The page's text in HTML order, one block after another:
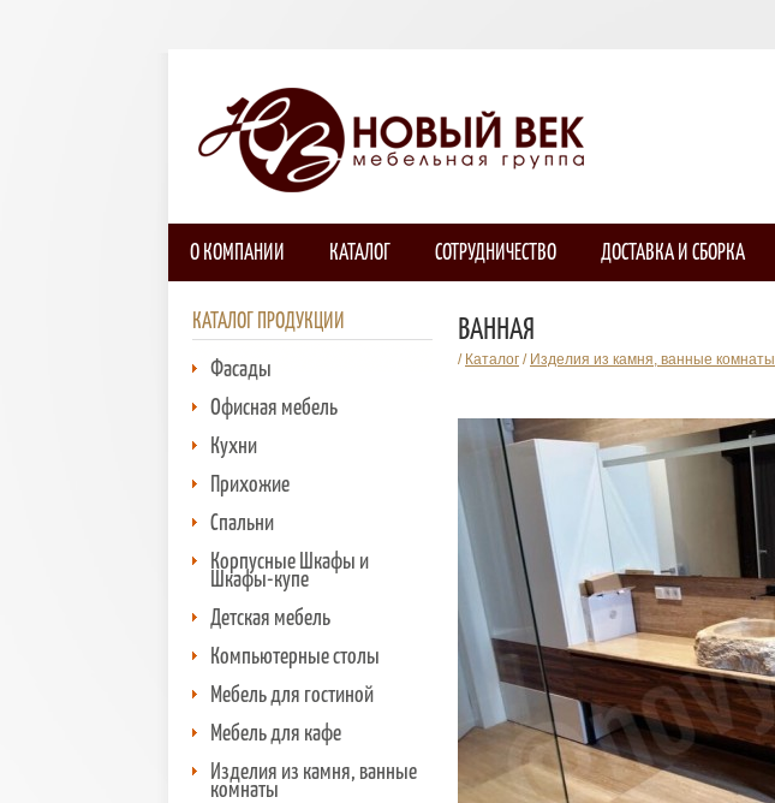
О КОМПАНИИ КАТАЛОГ СОТРУДНИЧЕСТВО ДОСТАВКА И СБОРКА
КАТАЛОГ ПРОДУКЦИИ
Фасады
Офисная мебель
Кухни
Прихожие
Спальни
Корпусные Шкафы и
Шкафы-купе
Детская мебель
Компьютерные столы
Мебель для гостиной
Мебель для кафе
Изделия из камня, ванные
комнаты
ВАННАЯ
/ Каталог / Изделия из камня, ванные комнаты